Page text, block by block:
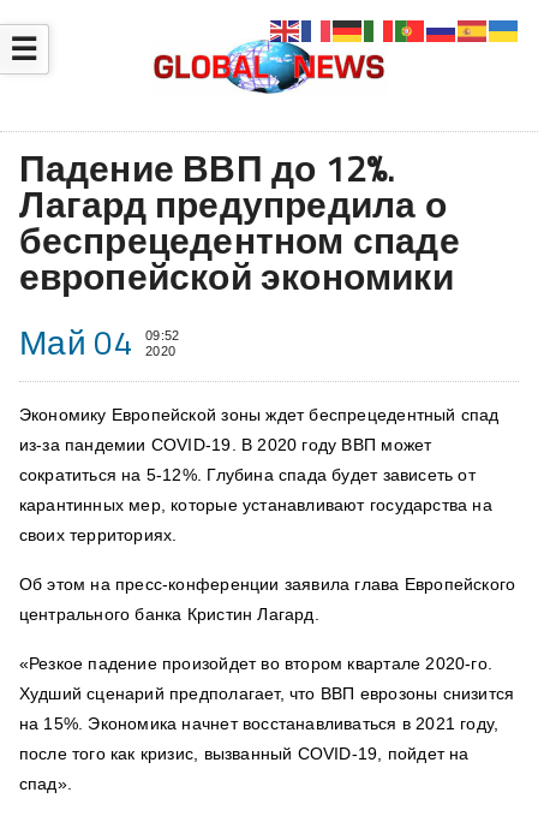
☰
Падение ВВП до 12%.
Лагард предупредила о
беспрецедентном спаде
европейской экономики
Май 04
09:52
2020
Экономику Европейской зоны ждет беспрецедентный спад
из-за пандемии COVID-19. В 2020 году ВВП может
сократиться на 5-12%. Глубина спада будет зависеть от
карантинных мер, которые устанавливают государства на
своих территориях.
Об этом на пресс-конференции заявила глава Европейского
центрального банка Кристин Лагард.
«Резкое падение произойдет во втором квартале 2020-го.
Худший сценарий предполагает, что ВВП еврозоны снизится
на 15%. Экономика начнет восстанавливаться в 2021 году,
после того как кризис, вызванный COVID-19, пойдет на
спад».